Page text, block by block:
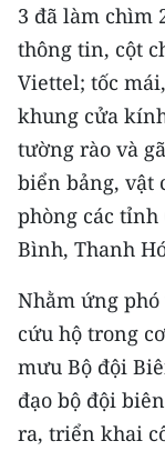
Duyên hải
Nguyên
Đông Nam Bộ
Đồng bằng
Chuyên trang
Chuyên trang
CHUYÊN ĐỀ
CÁC CHUYÊN
VỀ BÁO NHÂN
3 đã làm chìm
thông tin, cột
Viettel; tốc
khung cửa
tường rào và
biển bảng, vật
phòng các tỉnh
Bình, Thanh
Nhằm ứng
cứu hộ trong
mưu Bộ đội
đạo bộ đội
ra, triển khai